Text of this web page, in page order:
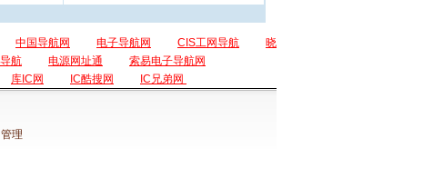
中国导航网 电子导航网 CIS工网导航
晓
航 电源网址通
索易电子导航网
库IC网 IC酷搜网 IC兄弟网
理